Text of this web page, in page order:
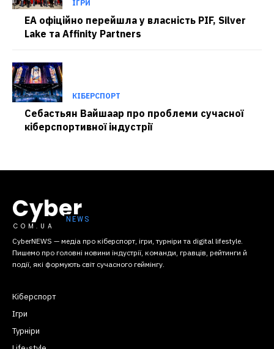
ІГРИ
EA офіційно перейшла у власність PIF, Silver
Lake та Affinity Partners
КІБЕРСПОРТ
Себастьян Вайшаар про проблеми сучасної
кіберспортивної індустрії
Cyber
COM.UA
CyberNEWS — медіа про кіберспорт, ігри, турніри та digital lifestyle.
Пишемо про головні новини індустрії, команди, гравців, рейтинги й
події, які формують світ сучасного геймінгу.
Кіберспорт
Ігри
Турніри